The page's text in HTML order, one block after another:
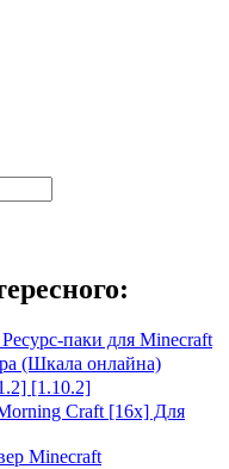
паки для Minecraft
(Шкала онлайна)
[1.10.2]
Craft [16x] Для
Minecraft